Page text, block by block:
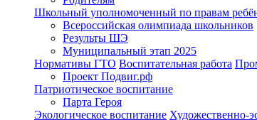
Школьный уполномоченный по правам
Всероссийская олимпиада школьников
Результы ШЭ
Муниципальный этап 2025
Нормативы ГТО Воспитательная работа
Проект Подвиг.рф
Патриотическое воспитание
Парта Героя
Экологическое воспитание Художественно-